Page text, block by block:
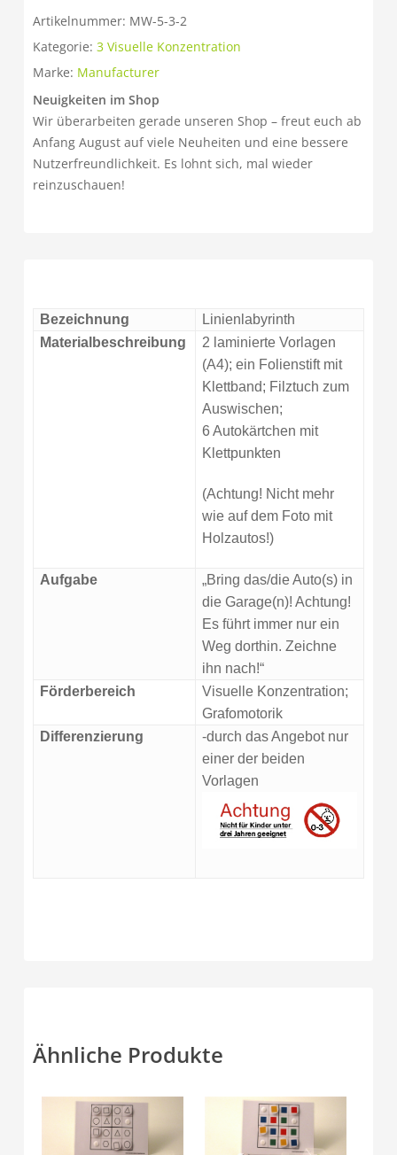
Artikelnummer: MW-5-3-2
Kategorie: 3 Visuelle Konzentration
Marke: Manufacturer
Neuigkeiten im Shop
Wir überarbeiten gerade unseren Shop – freut euch ab
Anfang August auf viele Neuheiten und eine bessere
Nutzerfreundlichkeit. Es lohnt sich, mal wieder
reinzuschauen!
Bezeichnung
Linienlabyrinth
Materialbeschreibung
2 laminierte Vorlagen
(A4); ein Folienstift mit
Klettband; Filztuch zum
Auswischen;
6 Autokärtchen mit
Klettpunkten
(Achtung! Nicht mehr
wie auf dem Foto mit
Holzautos!)
Aufgabe
„Bring das/die Auto(s) in
die Garage(n)! Achtung!
Es führt immer nur ein
Weg dorthin. Zeichne
ihn nach!“
Förderbereich
Visuelle Konzentration;
Grafomotorik
Differenzierung
-durch das Angebot nur
einer der beiden
Vorlagen
Ähnliche Produkte